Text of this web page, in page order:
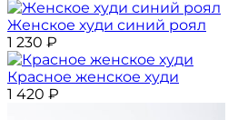
Женское худи синий роял
1 230 ₽
Красное женское худи
1 420 ₽